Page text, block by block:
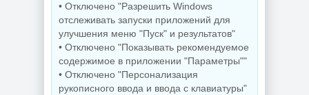
Интернет
загрузчик Internet
Download Manager
6.43 Build 7 by
NEW
Увеличение фото
Topaz Gigapixel
• Отключено "Разрешить Windows
отслеживать запуски приложений для
улучшения меню "Пуск" и результатов"
• Отключено "Показывать рекомендуемое
содержимое в приложении "Параметры""
• Отключено "Персонализация
рукописного ввода и ввода с клавиатуры"